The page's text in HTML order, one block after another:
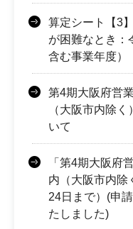
算定シート【3
が困難なとき：
含む事業年度）
第4期大阪府営
（大阪市内除
いて
「第4期大阪府
内（大阪市内除
24日まで）(申
たしました)